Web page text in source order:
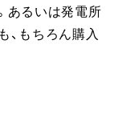
あるいは発電所
、もちろん購入